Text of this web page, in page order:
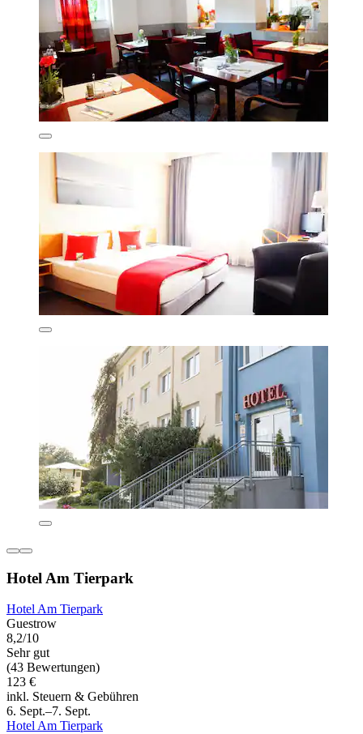
Hotel Am Tierpark
Hotel Am Tierpark
Guestrow
8,2/10
Sehr gut
(43 Bewertungen)
123 €
inkl. Steuern & Gebühren
6. Sept.–7. Sept.
Hotel Am Tierpark